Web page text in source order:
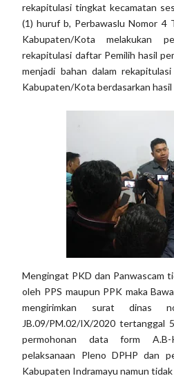
rekapitulasi tingkat kecamatan
(1) huruf b, Perbawaslu Nomor 4
Kabupaten/Kota melakukan
rekapitulasi daftar Pemilih hasil
menjadi bahan dalam
Kabupaten/Kota berdasarkan hasil
Mengingat PKD dan Panwascam
oleh PPS maupun PPK maka
mengirimkan surat dinas
JB.09/PM.02/IX/2020 tertanggal
permohonan data form A.B-
pelaksanaan Pleno DPHP dan
Kabupaten Indramayu namun